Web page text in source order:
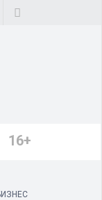
16+